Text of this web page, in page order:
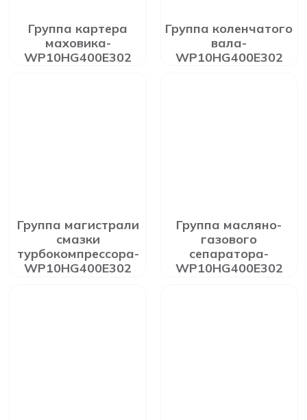
Группа картера
маховика-
WP10HG400E302
Группа коленчатого
вала-
WP10HG400E302
Группа магистрали
смазки
турбокомпрессора-
WP10HG400E302
Группа масляно-
газового
сепаратора-
WP10HG400E302